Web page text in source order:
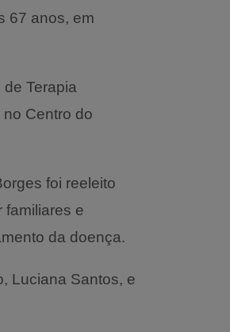
67 anos, em
Terapia
Centro do
foi reeleito
familiares e
da doença.
Luciana Santos, e